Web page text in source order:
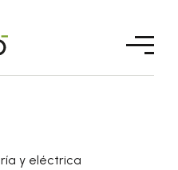
y eléctrica